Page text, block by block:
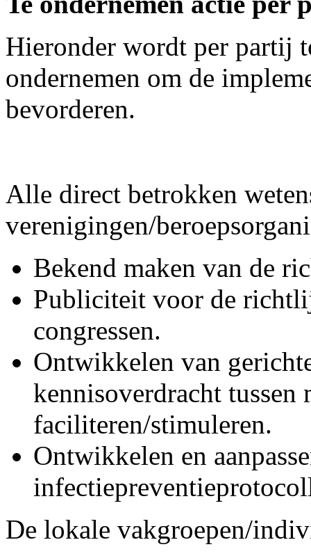
Hieronder wordt per partij
ondernemen om de
bevorderen.
Alle direct betrokken
verenigingen/
Bekend maken van de
Publiciteit voor de
congressen.
Ontwikkelen van
kennisoverdracht tussen
faciliteren/stimuleren.
Ontwikkelen en
De lokale vakgroepen/